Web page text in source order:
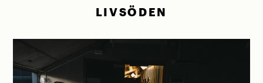
LIVSÖDEN